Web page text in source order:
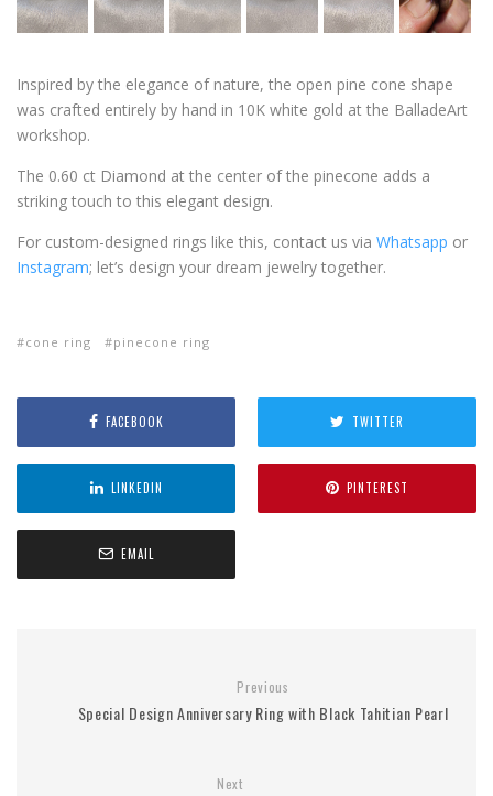
Inspired by the elegance of nature, the open pine cone shape
was crafted entirely by hand in 10K white gold at the BalladeArt
workshop.
The 0.60 ct Diamond at the center of the pinecone adds a
striking touch to this elegant design.
For custom-designed rings like this, contact us via Whatsapp or
Instagram; let’s design your dream jewelry together.
cone ring pinecone ring
FACEBOOK TWITTER
LINKEDIN PINTEREST
EMAIL
Previous
Special Design Anniversary Ring with Black Tahitian Pearl
Next